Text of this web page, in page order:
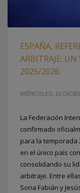
ESPAÑA,
ARBITRAJE:
2025/2026
MIÉRCOLES, 10
La Federación
confirmado
para la temporada
en el único país
consolidando su
arbitraje. Entre
Soria Fabián y